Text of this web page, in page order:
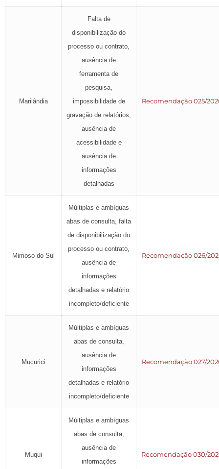
Marilândia
Falta de
disponibilização do
processo ou contrato,
ausência de
ferramenta de
pesquisa,
impossibilidade de
gravação de relatórios,
ausência de
acessibilidade e
ausência de
informações
detalhadas
Recomendação 025/
Mimoso do Sul
Múltiplas e ambíguas
abas de consulta, falta
de disponibilização do
processo ou contrato,
ausência de
informações
detalhadas e relatório
incompleto/deficiente
Recomendação 026/
Mucurici
Múltiplas e ambíguas
abas de consulta,
ausência de
informações
detalhadas e relatório
incompleto/deficiente
Recomendação 027/
Muqui
Múltiplas e ambíguas
abas de consulta,
ausência de
informações
Recomendação 030/